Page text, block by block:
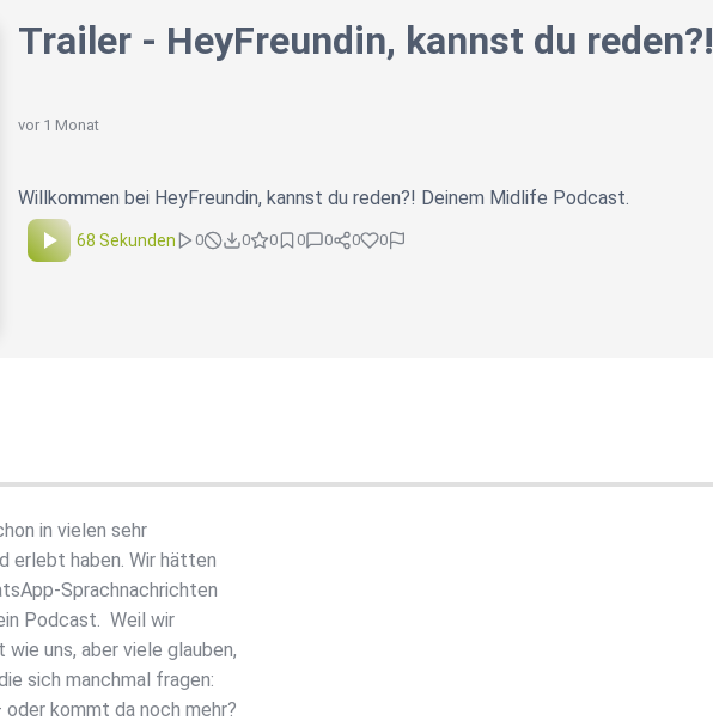
Trailer - HeyFreundin, kannst du reden?!
vor 1 Monat
Willkommen bei HeyFreundin, kannst du reden?! Deinem Midlife Podcast.
68 Sekunden 0 0 0 0 0 0 0
in vielen sehr
erlebt haben. Wir hätten
Sprachnachrichten
Podcast. ️ Weil wir
uns, aber viele glauben,
sich manchmal fragen:
kommt da noch mehr?